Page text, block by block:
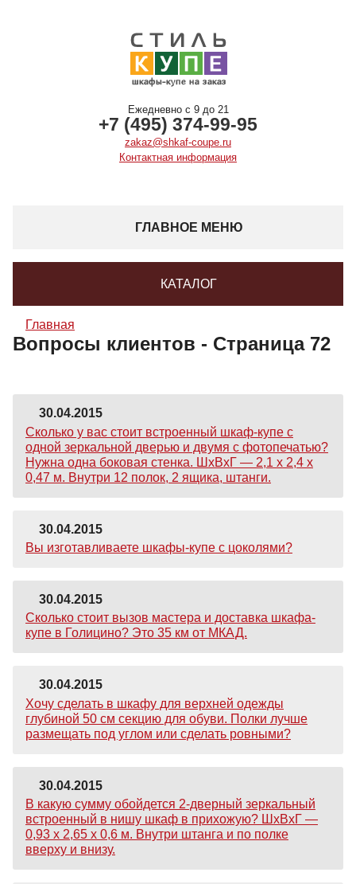
Ежедневно с 9 до 21
+7 (495) 374-99-95
zakaz@shkaf-coupe.ru
Контактная информация
ГЛАВНОЕ МЕНЮ
КАТАЛОГ
Главная
Вопросы клиентов - Страница 72
30.04.2015
Сколько у вас стоит встроенный шкаф-купе с
одной зеркальной дверью и двумя с фотопечатью?
Нужна одна боковая стенка. ШхВхГ — 2,1 х 2,4 х
0,47 м. Внутри 12 полок, 2 ящика, штанги.
30.04.2015
Вы изготавливаете шкафы-купе с цоколями?
30.04.2015
Сколько стоит вызов мастера и доставка шкафа-
купе в Голицино? Это 35 км от МКАД.
30.04.2015
Хочу сделать в шкафу для верхней одежды
глубиной 50 см секцию для обуви. Полки лучше
размещать под углом или сделать ровными?
30.04.2015
В какую сумму обойдется 2-дверный зеркальный
встроенный в нишу шкаф в прихожую? ШхВхГ —
0,93 х 2,65 х 0,6 м. Внутри штанга и по полке
вверху и внизу.